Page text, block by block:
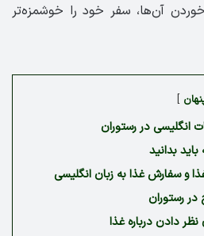
آن‌ها، سفر خود را خوشمزه‌تر
انگلیسی در رستوران
بدانید
و سفارش غذا به زبان انگلیسی
رستوران
دادن درباره غذا